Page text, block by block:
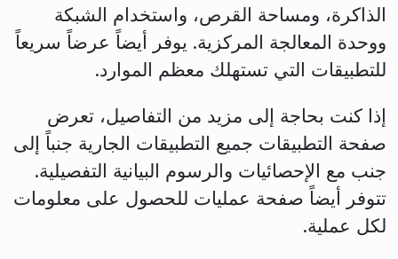
الذاكرة، ومساحة القرص، واستخدام الشبكة
ووحدة المعالجة المركزية. يوفر أيضاً عرضاً سريعاً
للتطبيقات التي تستهلك معظم الموارد.
إذا كنت بحاجة إلى مزيد من التفاصيل، تعرض
صفحة التطبيقات جميع التطبيقات الجارية جنباً إلى
جنب مع الإحصائيات والرسوم البيانية التفصيلية.
تتوفر أيضاً صفحة عمليات للحصول على معلومات
لكل عملية.